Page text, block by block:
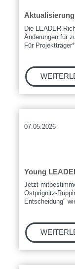
Die LEADER-
Änderungen für
Für
07.05.2026
Young
Jetzt
Ostprignitz-
Entscheidung"